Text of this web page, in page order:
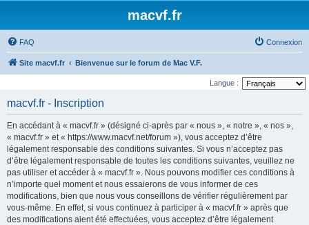
macvf.fr
FAQ Connexion
Site macvf.fr Bienvenue sur le forum de Mac V.F.
Langue :
macvf.fr - Inscription
En accédant à « macvf.fr » (désigné ci-après par « nous », « notre », « nos »,
« macvf.fr » et « https://www.macvf.net/forum »), vous acceptez d’être
légalement responsable des conditions suivantes. Si vous n’acceptez pas
d’être légalement responsable de toutes les conditions suivantes, veuillez ne
pas utiliser et accéder à « macvf.fr ». Nous pouvons modifier ces conditions à
n’importe quel moment et nous essaierons de vous informer de ces
modifications, bien que nous vous conseillons de vérifier régulièrement par
vous-même. En effet, si vous continuez à participer à « macvf.fr » après que
des modifications aient été effectuées, vous acceptez d’être légalement